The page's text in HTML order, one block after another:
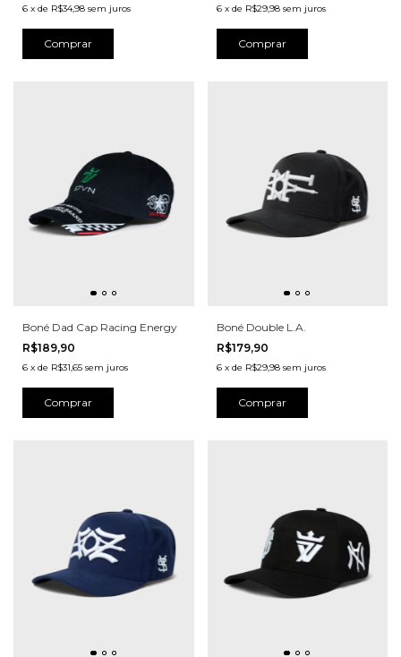
6 x de R$34,98 sem juros
Comprar
6 x de R$29,98 sem juros
Comprar
Boné Dad Cap Racing Energy
R$189,90
6 x de R$31,65 sem juros
Comprar
Boné Double L.A.
R$179,90
6 x de R$29,98 sem juros
Comprar